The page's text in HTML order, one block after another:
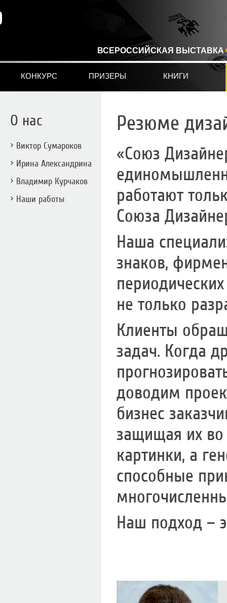
ВСЕРОССИЙСКАЯ ВЫСТАВКА
КОНКУРС ПРИЗЕРЫ КНИГИ
О нас
Виктор Сумароков
Ирина Александрина
Владимир Курчаков
Наши работы
Резюме
«Союз
работают
Союза
Наша
знаков,
не только
Клиенты
задач. Когда
доводим
бизнес
защищая их во
картинки, а
способные
Наш подход –